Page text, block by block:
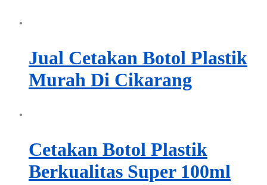
Jual Cetakan Botol Plastik
Murah Di Cikarang
Cetakan Botol Plastik
Berkualitas Super 100ml